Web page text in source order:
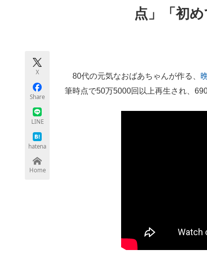
ちょっと気になるネットの話題
点」「初め
X
Share
LINE
hatena
Home
80代の元気なおばあちゃんが作る、
筆時点で50万5000回以上再生され、